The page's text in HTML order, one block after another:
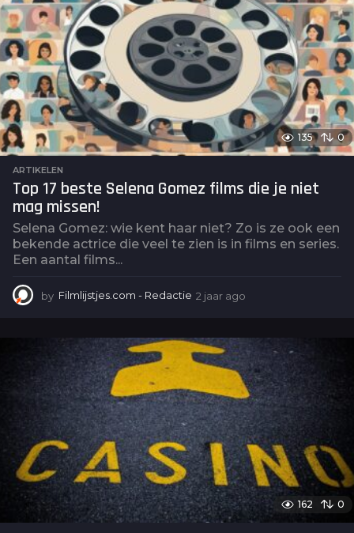
a
o
135 0
ARTIKELEN
Top 17 beste Selena Gomez films die je niet
mag missen!
Selena Gomez: wie kent haar niet? Zo is ze ook een
bekende actrice die veel te zien is in films en series.
Een aantal films...
by Filmlijstjes.com - Redactie 2 jaar ago
a
r
a
g
o
162 0